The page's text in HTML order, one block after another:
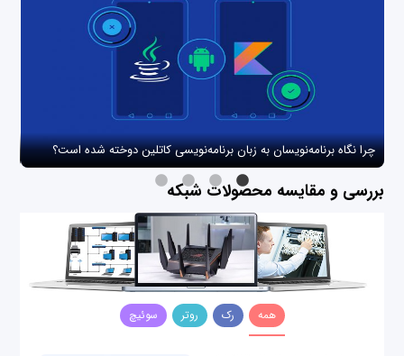
چرا نگاه برنامه‌نویسان به زبان برنامه‌نویسی کاتلین دوخته شده است؟
بررسی و مقایسه محصولات شبکه
همه رک روتر سوئیچ